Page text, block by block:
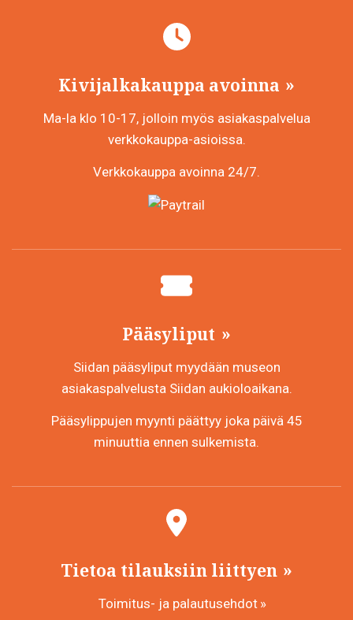
Kivijalkakauppa avoinna
Ma-la klo 10-17, jolloin myös asiakaspalvelua
verkkokauppa-asioissa.
Verkkokauppa avoinna 24/7.
Pääsyliput
Siidan pääsyliput myydään museon
asiakaspalvelusta Siidan aukioloaikana.
Pääsylippujen myynti päättyy joka päivä 45
minuuttia ennen sulkemista.
Tietoa tilauksiin liittyen
Toimitus- ja palautusehdot